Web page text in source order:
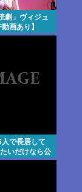
」ヴィジュ
画あり】
人で長居して
いだけなら公
」